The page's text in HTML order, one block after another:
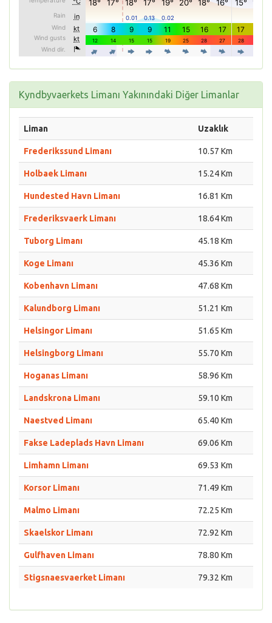
Kyndbyvaerkets Limanı Yakınındaki Diğer Limanlar
Liman Uzaklık
Frederikssund Limanı 10.57 Km
Holbaek Limanı 15.24 Km
Hundested Havn Limanı 16.81 Km
Frederiksvaerk Limanı 18.64 Km
Tuborg Limanı 45.18 Km
Koge Limanı 45.36 Km
Kobenhavn Limanı 47.68 Km
Kalundborg Limanı 51.21 Km
Helsingor Limanı 51.65 Km
Helsingborg Limanı 55.70 Km
Hoganas Limanı 58.96 Km
Landskrona Limanı 59.10 Km
Naestved Limanı 65.40 Km
Fakse Ladeplads Havn Limanı 69.06 Km
Limhamn Limanı 69.53 Km
Korsor Limanı 71.49 Km
Malmo Limanı 72.25 Km
Skaelskor Limanı 72.92 Km
Gulfhaven Limanı 78.80 Km
Stigsnaesvaerket Limanı 79.32 Km